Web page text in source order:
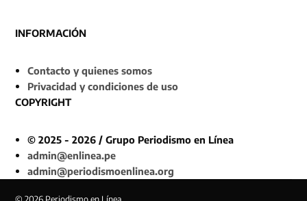
INFORMACIÓN
Contacto y quienes somos
Privacidad y condiciones de uso
COPYRIGHT
© 2025 - 2026 / Grupo Periodismo en Línea
admin@enlinea.pe
admin@periodismoenlinea.org
© 2026 Periodismo en Línea